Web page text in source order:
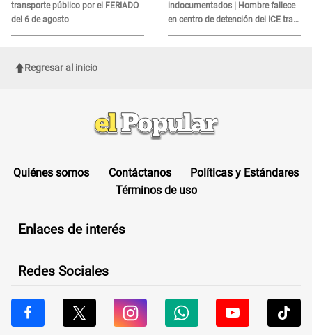
transporte público por el FERIADO
del 6 de agosto
indocumentados | Hombre fallece
en centro de detención del ICE tras
sufrir una "emergencia médica"
Regresar al inicio
Quiénes somos Contáctanos
Políticas y Estándares
Términos de uso
Enlaces de interés
Redes Sociales